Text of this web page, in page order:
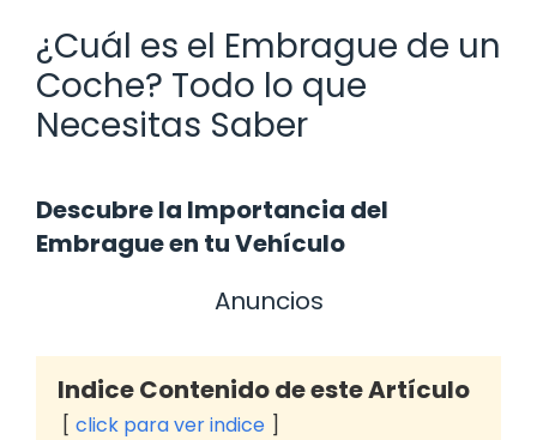
¿Cuál es el Embrague de un
Coche? Todo lo que
Necesitas Saber
Descubre la Importancia del
Embrague en tu Vehículo
Anuncios
Indice Contenido de este Artículo
click para ver indice